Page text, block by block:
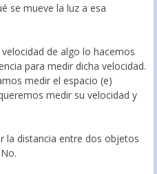
se mueve la luz a esa
de algo lo hacemos
para medir dicha velocidad.
medir el espacio (e)
medir su velocidad y
la distancia entre dos objetos